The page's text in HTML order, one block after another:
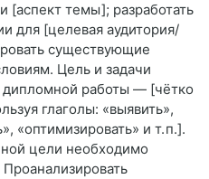
[аспект темы]; разработать
для [целевая аудитория/
существующие
Цель и задачи
дипломной работы — [чётко
глаголы: «выявить»,
«оптимизировать» и т. п.].
цели необходимо